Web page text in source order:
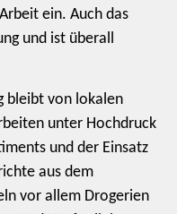
ein. Auch das
und ist überall
bleibt von lokalen
unter Hochdruck
und der Einsatz
aus dem
vor allem Drogerien